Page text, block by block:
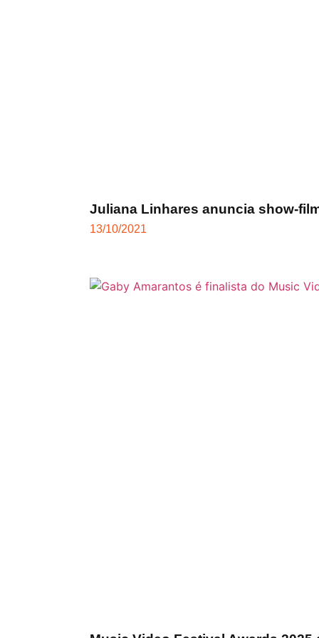
Juliana Linhares anuncia show-
13/10/2021